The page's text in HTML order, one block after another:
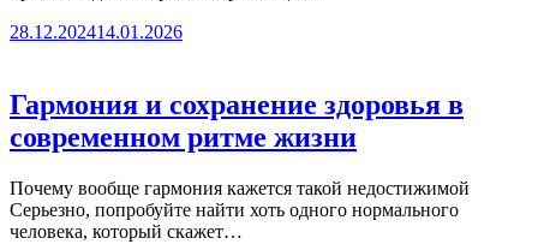
28.12.202414.01.2026
Гармония и сохранение здоровья в
современном ритме жизни
Почему вообще гармония кажется такой недостижимой
Серьезно, попробуйте найти хоть одного нормального
человека, который скажет…